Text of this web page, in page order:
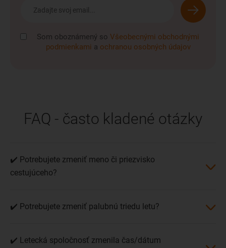
Som oboznámený so Všeobecnými obchodnými
podmienkami a ochranou osobných údajov
FAQ - často kladené otázky
✔️ Potrebujete zmeniť meno či priezvisko
cestujúceho?
✔️ Potrebujete zmeniť palubnú triedu letu?
✔️ Letecká spoločnosť zmenila čas/dátum